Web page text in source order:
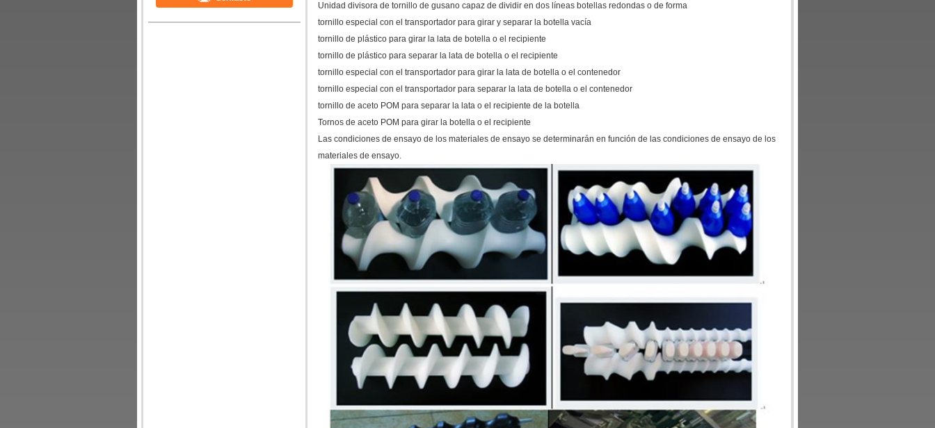
Unidad divisora de tornillo de gusano capaz de dividir en dos líneas botellas redondas o de forma
tornillo especial con el transportador para girar y separar la botella vacía
tornillo de plástico para girar la lata de botella o el recipiente
tornillo de plástico para separar la lata de botella o el recipiente
tornillo especial con el transportador para girar la lata de botella o el contenedor
tornillo especial con el transportador para separar la lata de botella o el contenedor
tornillo de aceto POM para separar la lata o el recipiente de la botella
Tornos de aceto POM para girar la botella o el recipiente
Las condiciones de ensayo de los materiales de ensayo se determinarán en función de las condiciones de ensayo de los
materiales de ensayo.